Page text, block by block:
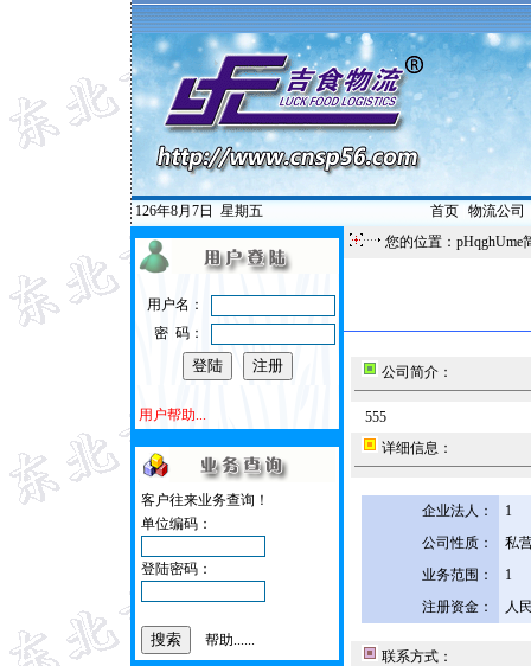
126年8月7日 星期五 首页| 物流公司
用户名：
密 码：
用户帮助...
客户往来业务查询！
单位编码：
登陆密码：
帮助......
您的位置：pHqghUme
公司简介：
555
详细信息：
企业法人：
1
公司性质：
私
业务范围：
1
注册资金：
人
联系方式：